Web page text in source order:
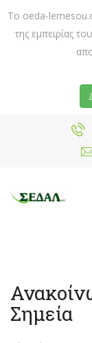
Το oeda-
της εμπειρίας
Σημεία